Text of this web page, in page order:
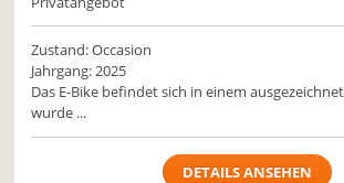
Zustand: Occasion
Jahrgang: 2025
Das E-Bike befindet sich in einem
wurde ...
DETAILS ANSEHEN